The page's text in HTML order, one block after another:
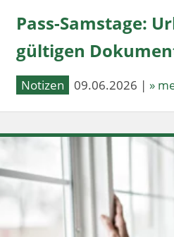
Pass-Samstage:
gültigen
Notizen 09.06.2026 | »